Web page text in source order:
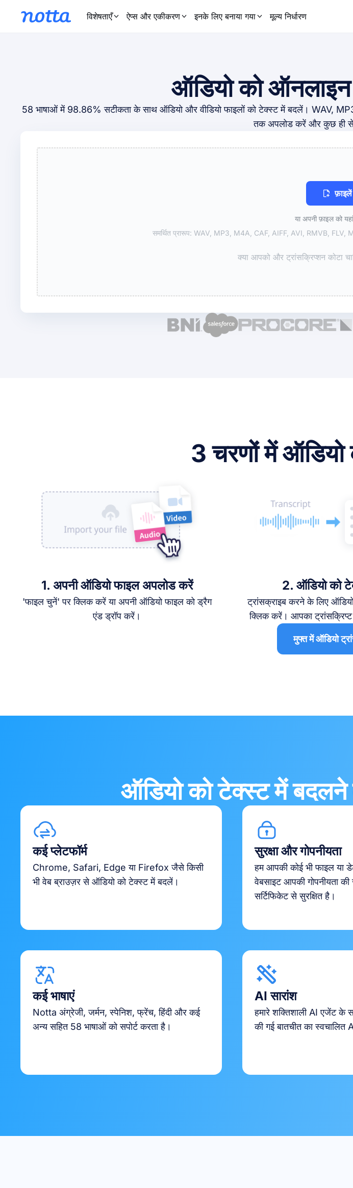
विशेषताएँ ऐप्स और एकीकरण इनके लिए बनाया गया मूल्य निर्धारण
ऑडियो को
58 भाषाओं में 98.86% सटीकता के साथ ऑडियो और वीडियो फाइलों को टेक्स्ट में बदलें। WAV,
तक अपलोड करें और कुछ ही
या अपनी फ़ाइल को
समर्थित प्रारूप: WAV, MP3, M4A, CAF, AIFF, AVI, RMVB,
क्या आपको और ट्रांसक्रिप्शन कोटा
3 चरणों में
1. अपनी ऑडियो फाइल अपलोड करें
'फाइल चुनें' पर क्लिक करें या अपनी ऑडियो फाइल को ड्रैग
एंड ड्रॉप करें।
2. ऑडियो को
ट्रांसक्राइब करने के लिए
क्लिक करें। आपका ट्रांसक्रिप्ट
मुफ्त में ऑडियो
ऑडियो को टेक्स्ट में
कई प्लेटफॉर्म
Chrome, Safari, Edge या Firefox जैसे किसी
भी वेब ब्राउज़र से ऑडियो को टेक्स्ट में बदलें।
सुरक्षा और गोपनीयता
हम आपकी कोई भी फाइल या
वेबसाइट आपकी गोपनीयता की
सर्टिफिकेट से सुरक्षित है।
कई भाषाएं
Notta अंग्रेजी, जर्मन, स्पेनिश, फ्रेंच, हिंदी और कई
अन्य सहित 58 भाषाओं को सपोर्ट करता है।
AI सारांश
हमारे शक्तिशाली AI एजेंट के
की गई बातचीत का स्वचालित